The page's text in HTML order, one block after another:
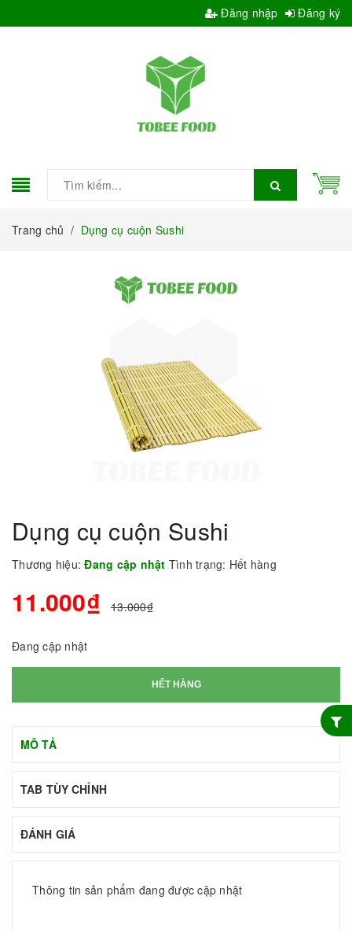
Đăng nhập Đăng ký
Trang chủ / Dụng cụ cuộn Sushi
Dụng cụ cuộn Sushi
Thương hiệu: Đang cập nhật Tình trạng: Hết hàng
11.000₫ 13.000₫
Đang cập nhật
HẾT HÀNG
MÔ TẢ
TAB TÙY CHỈNH
ĐÁNH GIÁ
Thông tin sản phẩm đang được cập nhật